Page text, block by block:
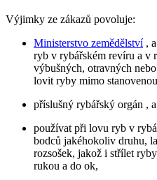
Výjimky ze zákazů povoluje:
Ministerstvo zemědělství, a
ryb v rybářském revíru a v
výbušných, otravných
lovit ryby mimo
příslušný rybářský orgán ,
používat při lovu ryb v
bodců jakéhokoliv druhu,
rozsošek, jakož i střílet
rukou a do ok,